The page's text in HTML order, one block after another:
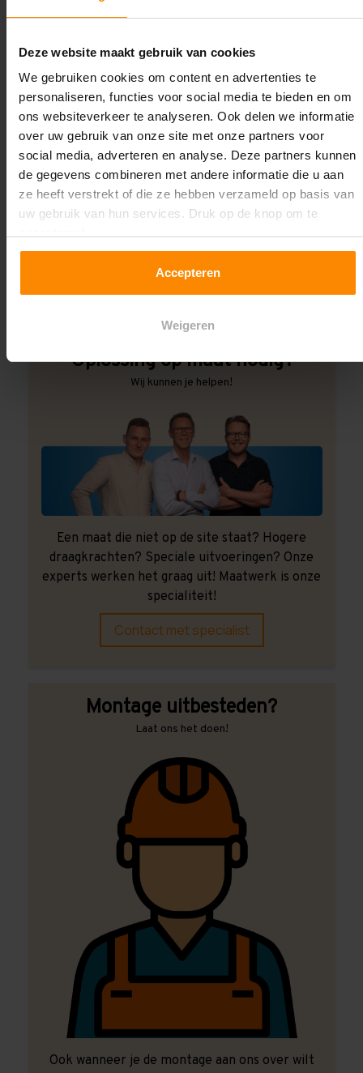
Deze website maakt gebruik van cookies
We gebruiken cookies om content en advertenties te
personaliseren, functies voor social media te bieden en om
ons websiteverkeer te analyseren. Ook delen we informatie
over uw gebruik van onze site met onze partners voor
social media, adverteren en analyse. Deze partners kunnen
de gegevens combineren met andere informatie die u aan
ze heeft verstrekt of die ze hebben verzameld op basis van
uw gebruik van hun services. Druk op de knop om te
Accepteren
Weigeren
Liggerlengte:
2.700 mm
Aantal niveaus:
4
Kleur staanders:
Blauw
Draagkracht per liggerniveau:
Maximale jukbelasting:
Oplossing op maat nodig?
Wij kunnen je helpen!
Een maat die niet op de site staat? Hogere
draagkrachten? Speciale uitvoeringen? Onze
experts werken het graag uit! Maatwerk is onze
specialiteit!
Contact met specialist
Montage uitbesteden?
Laat ons het doen!
Ook wanneer je de montage aan ons over wilt